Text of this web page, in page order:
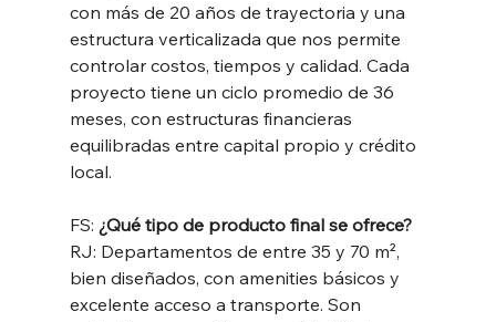
con más de 20 años de trayectoria y una
estructura verticalizada que nos permite
controlar costos, tiempos y calidad. Cada
proyecto tiene un ciclo promedio de 36
meses, con estructuras financieras
equilibradas entre capital propio y crédito
local.
FS: ¿Qué tipo de producto final se ofrece?
RJ: Departamentos de entre 35 y 70 m²,
bien diseñados, con amenities básicos y
excelente acceso a transporte. Son